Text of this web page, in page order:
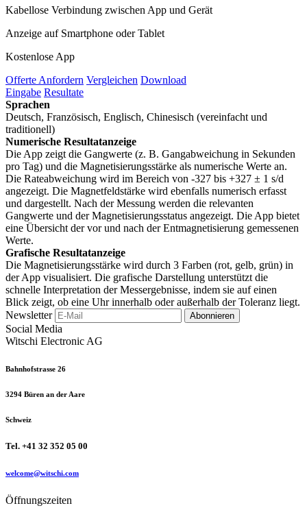
Kabellose Verbindung zwischen App und Gerät
Anzeige auf Smartphone oder Tablet
Kostenlose App
Offerte Anfordern Vergleichen Download
Eingabe Resultate
Sprachen
Deutsch, Französisch, Englisch, Chinesisch (vereinfacht und
traditionell)
Numerische Resultatanzeige
Die App zeigt die Gangwerte (z. B. Gangabweichung in Sekunden
pro Tag) und die Magnetisierungsstärke als numerische Werte an.
Die Rateabweichung wird im Bereich von -327 bis +327 ± 1 s/d
angezeigt. Die Magnetfeldstärke wird ebenfalls numerisch erfasst
und dargestellt. Nach der Messung werden die relevanten
Gangwerte und der Magnetisierungsstatus angezeigt. Die App bietet
eine Übersicht der vor und nach der Entmagnetisierung gemessenen
Werte.
Grafische Resultatanzeige
Die Magnetisierungsstärke wird durch 3 Farben (rot, gelb, grün) in
der App visualisiert. Die grafische Darstellung unterstützt die
schnelle Interpretation der Messergebnisse, indem sie auf einen
Blick zeigt, ob eine Uhr innerhalb oder außerhalb der Toleranz liegt.
Newsletter
Abonnieren
Social Media
Witschi Electronic AG
Bahnhofstrasse 26
3294 Büren an der Aare
Schweiz
Tel. +41 32 352 05 00
welcome@witschi.com
Öffnungszeiten